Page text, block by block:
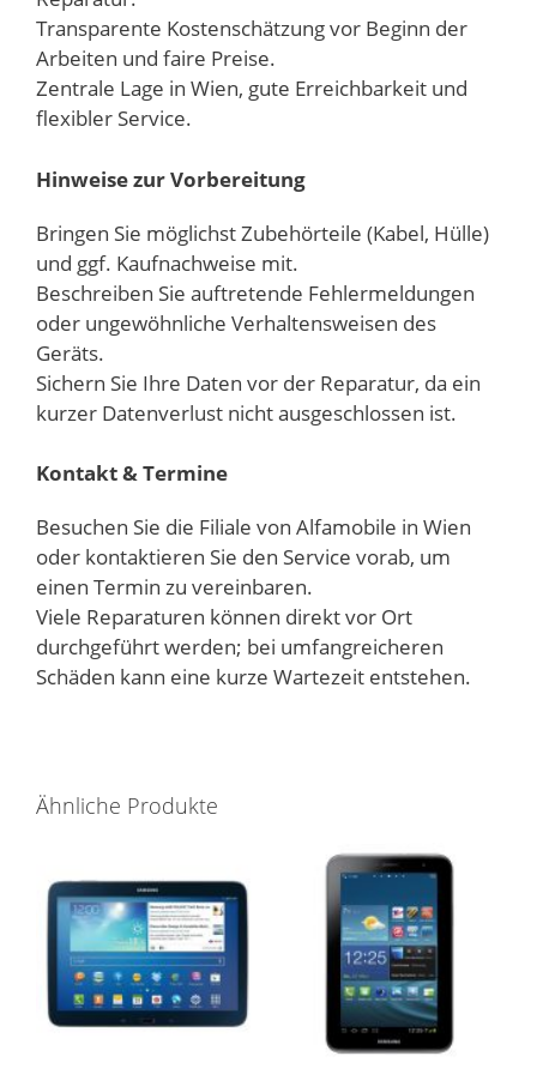
Transparente Kostenschätzung vor Beginn der
Arbeiten und faire Preise.
Zentrale Lage in Wien, gute Erreichbarkeit und
flexibler Service.
Hinweise zur Vorbereitung
Bringen Sie möglichst Zubehörteile (Kabel, Hülle)
und ggf. Kaufnachweise mit.
Beschreiben Sie auftretende Fehlermeldungen
oder ungewöhnliche Verhaltensweisen des
Geräts.
Sichern Sie Ihre Daten vor der Reparatur, da ein
kurzer Datenverlust nicht ausgeschlossen ist.
Kontakt & Termine
Besuchen Sie die Filiale von Alfamobile in Wien
oder kontaktieren Sie den Service vorab, um
einen Termin zu vereinbaren.
Viele Reparaturen können direkt vor Ort
durchgeführt werden; bei umfangreicheren
Schäden kann eine kurze Wartezeit entstehen.
Ähnliche Produkte